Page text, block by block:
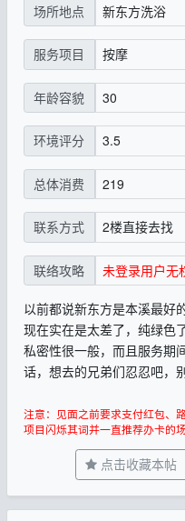
场所地点 新东方洗浴
服务项目 按摩
年龄容貌 30
环境评分 3.5
总体消费 219
联系方式 2楼直接去找
联络攻略 未登录用户无
以前都说新东方是本溪最好
现在实在是太差了，纯绿色
私密性很一般，而且服务期
话，想去的兄弟们忍忍吧，
注意：见面之前要求支付红包、
项目闪烁其词并一直推荐办卡的
点击收藏本帖